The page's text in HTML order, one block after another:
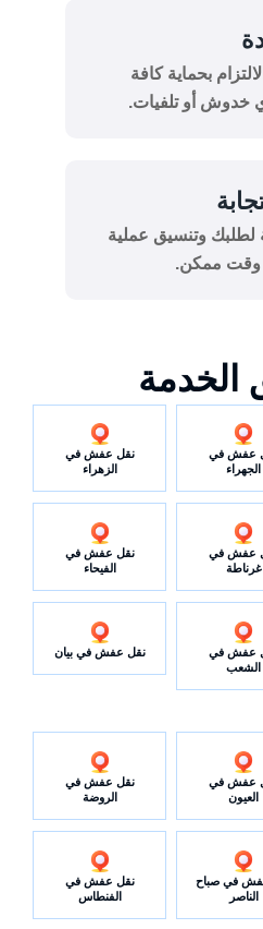
بحماية كافة
خدوش أو تلفيات.
لطلبك وتنسيق عملية
وقت ممكن.
الخدمة
عفش في
الجهراء
نقل عفش في
الزهراء
عفش في
غرناطة
نقل عفش في
الفيحاء
عفش في
الشعب
نقل عفش في بيان
عفش في
العيون
نقل عفش في
الروضة
في صباح
الناصر
نقل عفش في
الفنطاس